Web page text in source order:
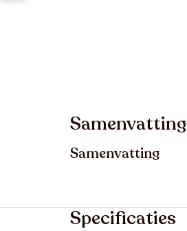
Samenvatting
Samenvatting
Specificaties